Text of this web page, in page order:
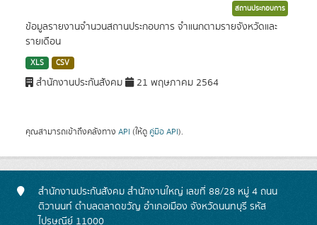
สถานประกอบการ
ข้อมูลรายงานจำนวนสถานประกอบการ จำแนกตามรายจังหวัดและ
รายเดือน
XLS CSV
สำนักงานประกันสังคม 21 พฤษภาคม 2564
คุณสามารถเข้าถึงคลังทาง API (ให้ดู คู่มือ API).
สำนักงานประกันสังคม สำนักงานใหญ่ เลขที่ 88/28 หมู่ 4 ถนน
ติวานนท์ ตำบลตลาดขวัญ อำเภอเมือง จังหวัดนนทบุรี รหัส
ไปรษณีย์ 11000